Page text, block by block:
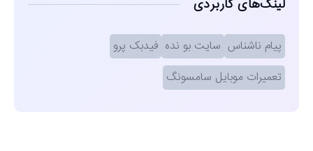
لینک‌های کاربردی
پیام ناشناس سایت بو نده فیدبک پرو
تعمیرات موبایل سامسونگ